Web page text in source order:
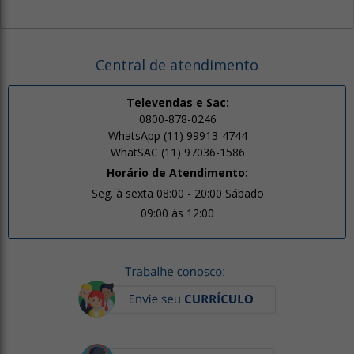
Central de atendimento
Televendas e Sac:
0800-878-0246
WhatsApp (11) 99913-4744
WhatSAC (11) 97036-1586
Horário de Atendimento:
Seg. à sexta 08:00 - 20:00 Sábado
09:00 às 12:00